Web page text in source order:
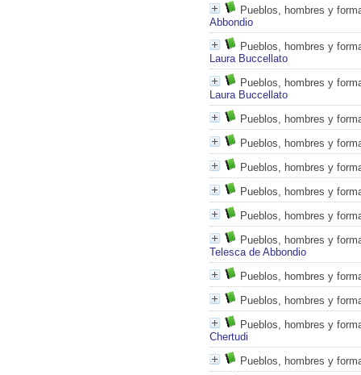
Pueblos, hombres y
Abbondio
Pueblos, hombres y
Laura Buccellato
Pueblos, hombres y
Laura Buccellato
Pueblos, hombres y
Pueblos, hombres y
Pueblos, hombres y
Pueblos, hombres y
Pueblos, hombres y
Pueblos, hombres y
Telesca de Abbondio
Pueblos, hombres y
Pueblos, hombres y
Pueblos, hombres y
Chertudi
Pueblos, hombres y